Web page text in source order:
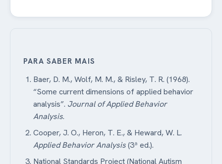
PARA SABER MAIS
Baer, D. M., Wolf, M. M., & Risley, T. R. (1968).
“Some current dimensions of applied behavior
analysis”. Journal of Applied Behavior
Analysis.
Cooper, J. O., Heron, T. E., & Heward, W. L.
Applied Behavior Analysis(3ª ed.).
National Standards Project (National Autism